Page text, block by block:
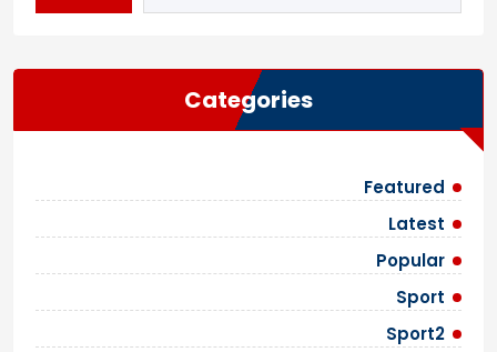
Categories
Featured
Latest
Popular
Sport
Sport2